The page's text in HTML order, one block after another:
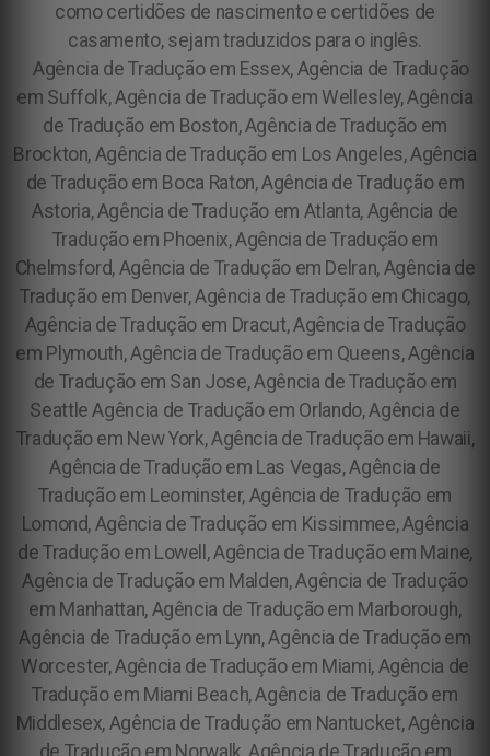
como certidões de nascimento e certidões de
casamento, sejam traduzidos para o inglês.
Agência de Tradução em Essex, Agência de Tradução
em Suffolk, Agência de Tradução em Wellesley, Agência
de Tradução em Boston, Agência de Tradução em
Brockton, Agência de Tradução em Los Angeles, Agência
de Tradução em Boca Raton, Agência de Tradução em
Astoria, Agência de Tradução em Atlanta, Agência de
Tradução em Phoenix, Agência de Tradução em
Chelmsford, Agência de Tradução em Delran, Agência de
Tradução em Denver, Agência de Tradução em Chicago,
Agência de Tradução em Dracut, Agência de Tradução
em Plymouth, Agência de Tradução em Queens, Agência
de Tradução em San Jose, Agência de Tradução em
Seattle Agência de Tradução em Orlando, Agência de
Tradução em New York, Agência de Tradução em Hawaii,
Agência de Tradução em Las Vegas, Agência de
Tradução em Leominster, Agência de Tradução em
Lomond, Agência de Tradução em Kissimmee, Agência
de Tradução em Lowell, Agência de Tradução em Maine,
Agência de Tradução em Malden, Agência de Tradução
em Manhattan, Agência de Tradução em Marborough,
Agência de Tradução em Lynn, Agência de Tradução em
Worcester, Agência de Tradução em Miami, Agência de
Tradução em Miami Beach, Agência de Tradução em
Middlesex, Agência de Tradução em Nantucket, Agência
de Tradução em Norwalk, Agência de Tradução em